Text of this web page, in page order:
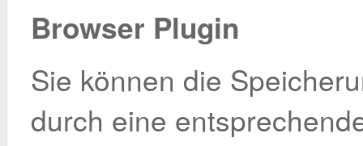
Browser Plugin
Sie können die
durch eine